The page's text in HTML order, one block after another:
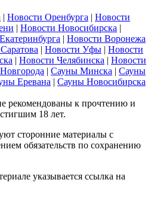
| Новости Оренбурга | Новости
| Новости Новосибирска |
| Новости Воронежа
| Новости Уфы | Новости
| Новости Челябинска | Новости
| Сауны Минска | Сауны
Еревана | Сауны Новосибирска
рекомендованы к прочтению и
18 лет.
сторонние материалы с
обязательств по сохранению
указывается ссылка на